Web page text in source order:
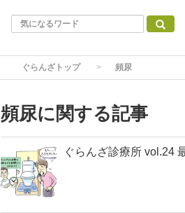
ぐらんざトップ 頻尿
頻尿に関する記事
ぐらんざ診療所 vol.24